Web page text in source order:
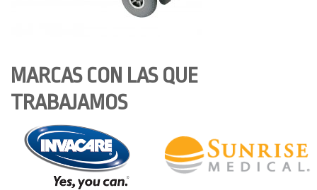
MARCAS CON LAS QUE
TRABAJAMOS